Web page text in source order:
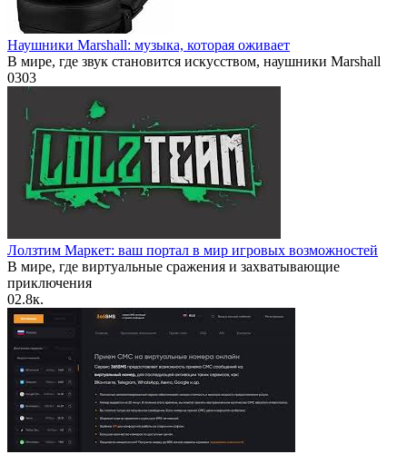
Наушники Marshall: музыка, которая оживает
В мире, где звук становится искусством, наушники Marshall
0303
Лолзтим Маркет: ваш портал в мир игровых возможностей
В мире, где виртуальные сражения и захватывающие
приключения
02.8к.